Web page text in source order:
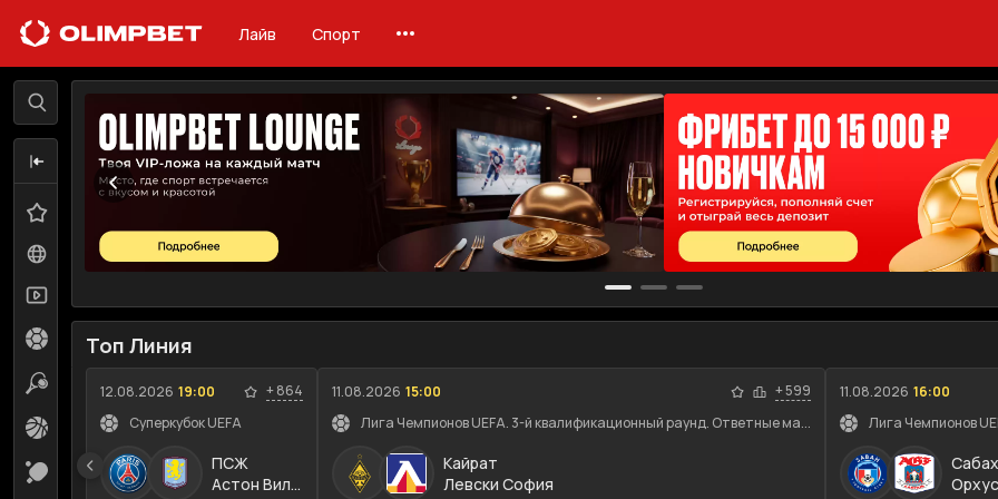
Лайв Спорт
Лайв Линия
Все события
Футбол
Теннис
Баскетбол
Настольный теннис
Топ Линия
12.08.2026 19:00 +864
Суперкубок UEFA
ПСЖ
Астон Вилла
11.08.2026 15:00 +599
Лига Чемпионов UEFA. 3-й квалификационный раунд. Ответные ма...
Кайрат
Левски София
11.08.2026 16:00
Лига Чемпионов
Орхус